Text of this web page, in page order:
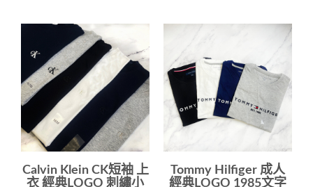
Calvin Klein CK短袖 上
衣 經典LOGO 刺繡小
Tommy Hilfiger 成人
經典LOGO 1985文字